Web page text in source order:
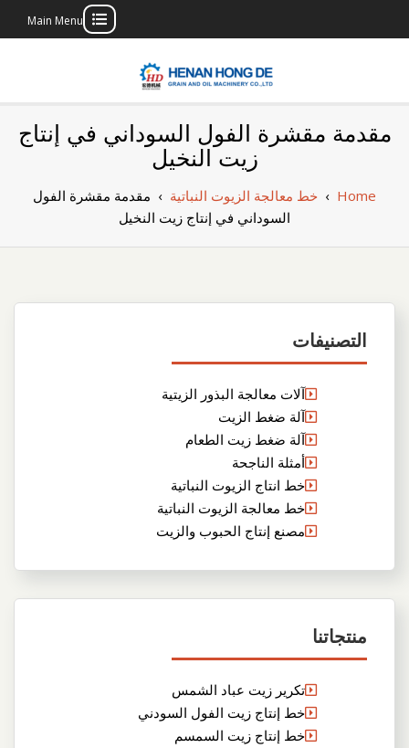
Main Menu
بناء مصنع إنتاج
الزيوت النباتية
الخاص بك
مقدمة مقشرة الفول السوداني في إنتاج
زيت النخيل
Home
› خط معالجة الزيوت النباتية › مقدمة مقشرة الفول
السوداني في إنتاج زيت النخيل
التصنيفات
آلات معالجة البذور الزيتية
آلة ضغط الزيت
آلة ضغط زيت الطعام
أمثلة الناجحة
خط انتاج الزيوت النباتية
خط معالجة الزيوت النباتية
مصنع إنتاج الحبوب والزيت
منتجاتنا
تكرير زيت عباد الشمس
خط إنتاج زيت الفول السودني
خط إنتاج زيت السمسم